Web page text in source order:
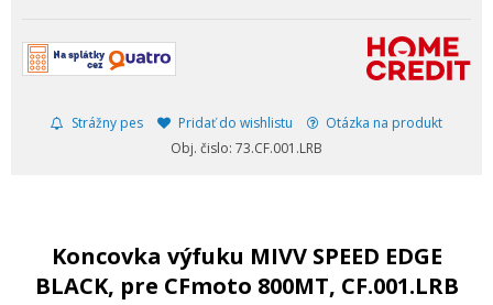
Strážny pes Pridať do wishlistu
Otázka na produkt
Obj. čislo: 73.CF.001.LRB
Koncovka výfuku MIVV SPEED EDGE
BLACK, pre CFmoto 800MT, CF.001.LRB